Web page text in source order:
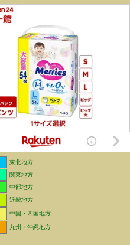
東北地方
関東地方
中部地方
近畿地方
中国・四国地方
九州・沖縄地方